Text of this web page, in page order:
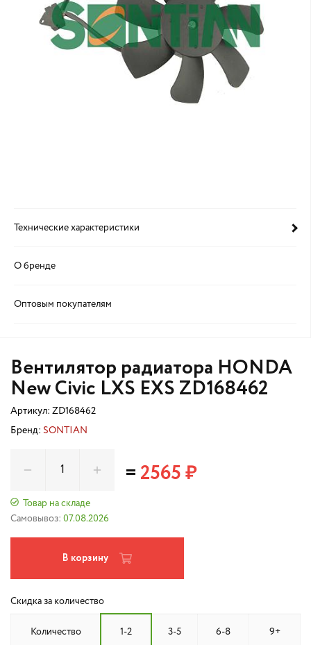
Технические характеристики
О бренде
Оптовым покупателям
Вентилятор радиатора HONDA
New Civic LXS EXS ZD168462
Артикул: ZD168462
Бренд: SONTIAN
Товар на складе
Самовывоз: 07.08.2026
=2565 ₽
В корзину
Скидка за количество
Количество 1-2 3-5 6-8 9+